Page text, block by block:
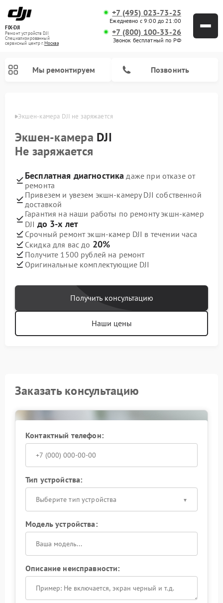
FIX-DJI
Ремонт устройств DJI
Специализированный
cервисный центр г.Москва
+7 (495) 023-73-25
Ежедневно с 9:00 до 21:00
+7 (800) 100-33-26
Звонок бесплатный по РФ
Мы ремонтируем Позвонить
Экшен-камера DJI не заряжается
Экшен-камера DJI
Не заряжается
Бесплатная диагностика даже при отказе от
ремонта
Привезем и увезем экшн-камеру DJI собственной
доставкой
Гарантия на наши работы по ремонту экшн-камер
DJI до 3-х лет
Срочный ремонт экшн-камер DJI в течении часа
Скидка для вас до 20%
Получите 1500 рублей на ремонт
Оригинальные комплектующие DJI
Получить консультацию
Наши цены
Заказать консультацию
Контактный телефон:
Тип устройства:
Выберите тип устройства
Модель устройства:
Описание неисправности: